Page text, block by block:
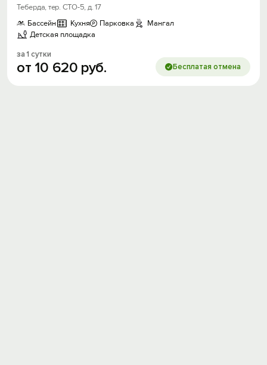
Теберда, тер. СТО-5, д. 17
Бассейн
Кухня Парковка
Мангал
Детская площадка
за 1 сутки
от 10 620 руб. Бесплатая отмена